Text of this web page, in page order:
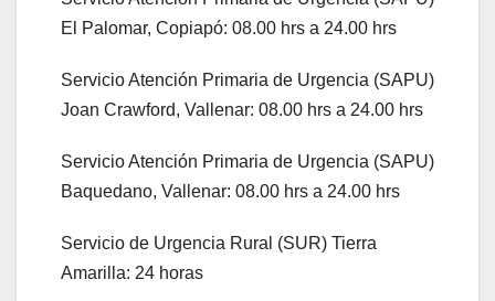
El Palomar, Copiapó: 08.00 hrs a 24.00 hrs
Servicio Atención Primaria de Urgencia (SAPU)
Joan Crawford, Vallenar: 08.00 hrs a 24.00 hrs
Servicio Atención Primaria de Urgencia (SAPU)
Baquedano, Vallenar: 08.00 hrs a 24.00 hrs
Servicio de Urgencia Rural (SUR) Tierra
Amarilla: 24 horas